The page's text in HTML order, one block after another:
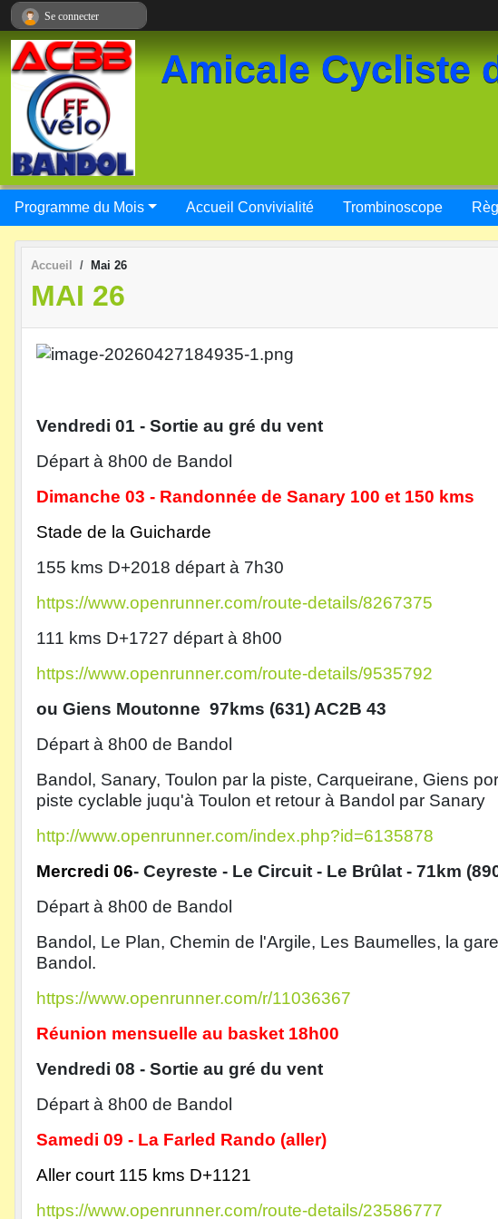
Amicale Cycliste
Programme du Mois Accueil Convivialité Trombinoscope
Accueil Mai 26
MAI 26
Vendredi 01 - Sortie au gré du vent
Départ à 8h00 de Bandol
Dimanche 03 - Randonnée de Sanary 100 et 150 kms
Stade de la Guicharde
155 kms D+2018 départ à 7h30
https://www.openrunner.com/route-details/8267375
111 kms D+1727 départ à 8h00
https://www.openrunner.com/route-details/9535792
ou Giens Moutonne 97kms (631) AC2B 43
Départ à 8h00 de Bandol
Bandol, Sanary, Toulon par la piste, Carqueirane, Giens
piste cyclable juqu'à Toulon et retour à Bandol par Sanary
http://www.openrunner.com/index.php?id=6135878
Mercredi 06- Ceyreste - Le Circuit - Le Brûlat - 71km
Départ à 8h00 de Bandol
Bandol, Le Plan, Chemin de l'Argile, Les Baumelles, la
Bandol.
https://www.openrunner.com/r/11036367
Réunion mensuelle au basket 18h00
Vendredi 08 - Sortie au gré du vent
Départ à 8h00 de Bandol
Samedi 09 - La Farled Rando (aller)
Aller court 115 kms D+1121
https://www.openrunner.com/route-details/23586777
Se connecter
Panneau de gestion des cookies